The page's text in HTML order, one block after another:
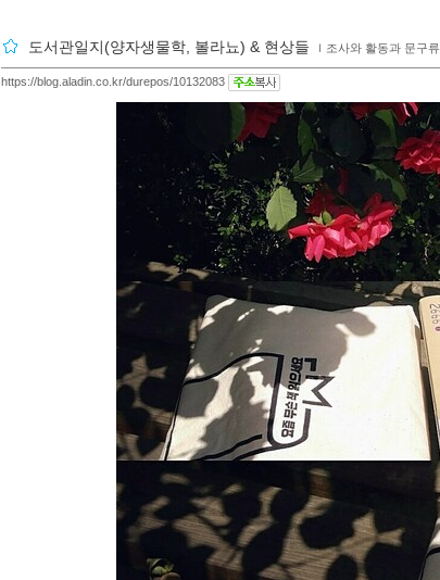
도서관일지(양자생물학, 볼라뇨) & 현상들 ｌ 조사와 활동과 문구류
https://blog.aladin.co.kr/durepos/10132083